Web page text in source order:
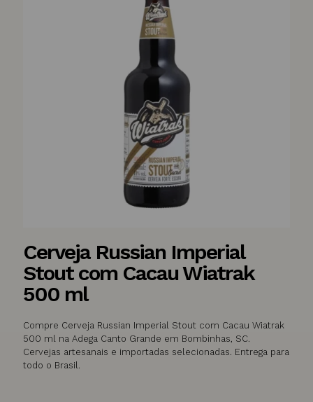
Cerveja Russian Imperial
Stout com Cacau Wiatrak
500 ml
Compre Cerveja Russian Imperial Stout com Cacau Wiatrak
500 ml na Adega Canto Grande em Bombinhas, SC.
Cervejas artesanais e importadas selecionadas. Entrega para
todo o Brasil.